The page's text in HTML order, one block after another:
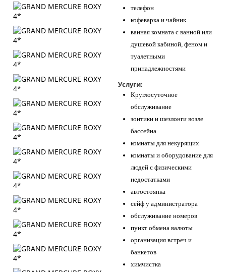
телефон
кофеварка и чайник
ванная комната с ванной или
душевой кабиной, феном и
туалетными
принадлежностями
Услуги:
Круглосуточное
обслуживание
зонтики и шезлонги возле
бассейна
комнаты для некурящих
комнаты и оборудование для
людей с физическими
недостатками
автостоянка
сейф у администратора
обслуживание номеров
пункт обмена валюты
организация встреч и
банкетов
химчистка